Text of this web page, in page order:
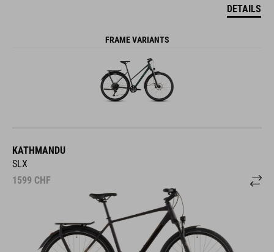
DETAILS
FRAME VARIANTS
KATHMANDU
SLX
1599 CHF